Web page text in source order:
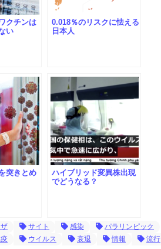
クチンは
い
0.018％のリスクに怯える
日本人
突きとめ
ハイブリッド変異株出現
でどうなる？
サイト 感染
パラリンピック
ウイルス 衰退 情報
流行